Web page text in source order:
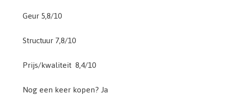
Geur 5,8/10
Structuur 7,8/10
Prijs/kwaliteit 8,4/10
Nog een keer kopen? Ja